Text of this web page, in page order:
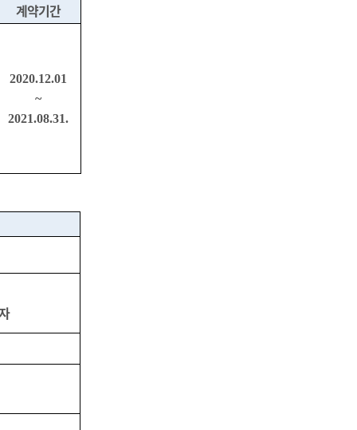
계약기간
2020.12.01
~
2021.08.31.